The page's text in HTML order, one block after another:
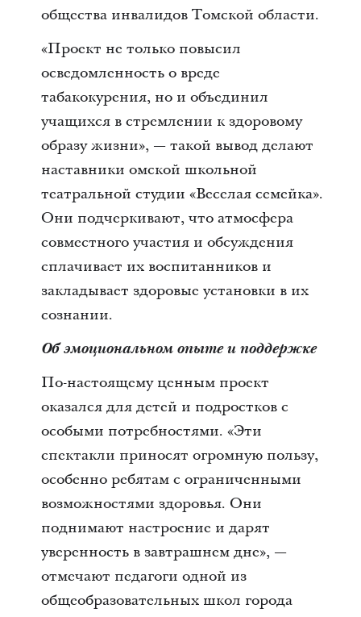
общества инвалидов Томской области.
«Проект не только повысил
осведомленность о вреде
табакокурения, но и объединил
учащихся в стремлении к здоровому
образу жизни», — такой вывод делают
наставники омской школьной
театральной студии «Веселая семейка».
Они подчеркивают, что атмосфера
совместного участия и обсуждения
сплачивает их воспитанников и
закладывает здоровые установки в их
сознании.
Об эмоциональном опыте и поддержке
По-настоящему ценным проект
оказался для детей и подростков с
особыми потребностями. «Эти
спектакли приносят огромную пользу,
особенно ребятам с ограниченными
возможностями здоровья. Они
поднимают настроение и дарят
уверенность в завтрашнем дне», —
отмечают педагоги одной из
общеобразовательных школ города